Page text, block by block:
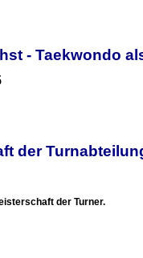
- Taekwondo
der
der Turner.